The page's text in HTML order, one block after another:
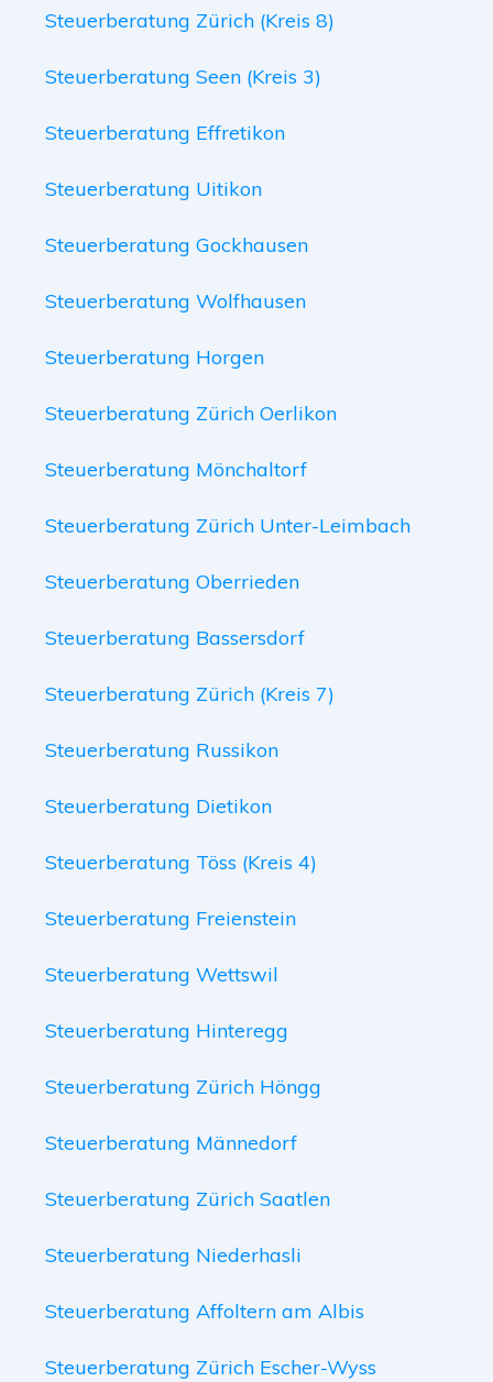
Steuerberatung Zürich (Kreis 8)
Steuerberatung Seen (Kreis 3)
Steuerberatung Effretikon
Steuerberatung Uitikon
Steuerberatung Gockhausen
Steuerberatung Wolfhausen
Steuerberatung Horgen
Steuerberatung Zürich Oerlikon
Steuerberatung Mönchaltorf
Steuerberatung Zürich Unter-Leimbach
Steuerberatung Oberrieden
Steuerberatung Bassersdorf
Steuerberatung Zürich (Kreis 7)
Steuerberatung Russikon
Steuerberatung Dietikon
Steuerberatung Töss (Kreis 4)
Steuerberatung Freienstein
Steuerberatung Wettswil
Steuerberatung Hinteregg
Steuerberatung Zürich Höngg
Steuerberatung Männedorf
Steuerberatung Zürich Saatlen
Steuerberatung Niederhasli
Steuerberatung Affoltern am Albis
Steuerberatung Zürich Escher-Wyss